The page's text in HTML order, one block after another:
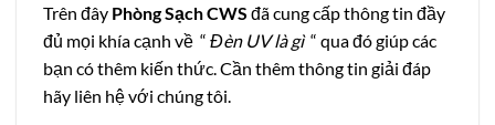
Trên đây Phòng Sạch CWS đã cung cấp thông tin đầy
đủ mọi khía cạnh về “ Đèn UV là gì “ qua đó giúp các
bạn có thêm kiến thức. Cần thêm thông tin giải đáp
hãy liên hệ với chúng tôi.